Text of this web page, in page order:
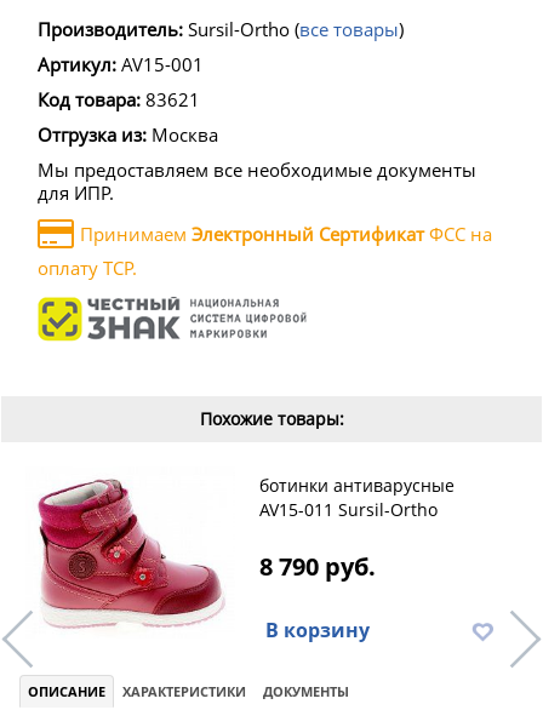
Производитель: Sursil-Ortho (все товары)
Артикул: AV15-001
Код товара: 83621
Отгрузка из: Москва
Мы предоставляем все необходимые документы
для ИПР.
Принимаем Электронный СертификатФСС на
оплату ТСР.
Похожие товары:
ботинки антиварусные
AV15-011 Sursil-Ortho
8 790 руб.
В корзину
ОПИСАНИЕ ХАРАКТЕРИСТИКИ
ДОКУМЕНТЫ